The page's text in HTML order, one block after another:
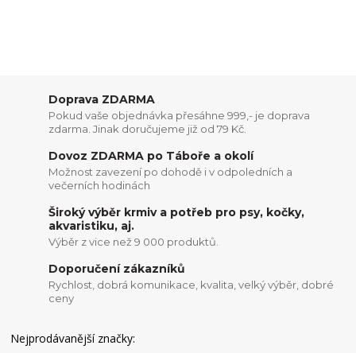
Doprava ZDARMA
Pokud vaše objednávka přesáhne 999,- je doprava
zdarma. Jinak doručujeme již od 79 Kč.
Dovoz ZDARMA po Táboře a okolí
Možnost zavezení po dohodě i v odpoledních a
večerních hodinách
Široký výběr krmiv a potřeb pro psy, kočky,
akvaristiku, aj.
Výběr z vice než 9 000 produktů.
Doporučení zákazníků
Rychlost, dobrá komunikace, kvalita, velký výběr, dobré
ceny
Nejprodávanější značky: